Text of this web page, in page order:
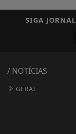
SIGA
/ NOTÍCIAS
GERAL